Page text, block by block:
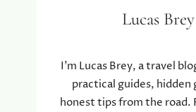
Lucas Brey
I’m Lucas Brey, a travel
practical guides, hidden
honest tips from the road.